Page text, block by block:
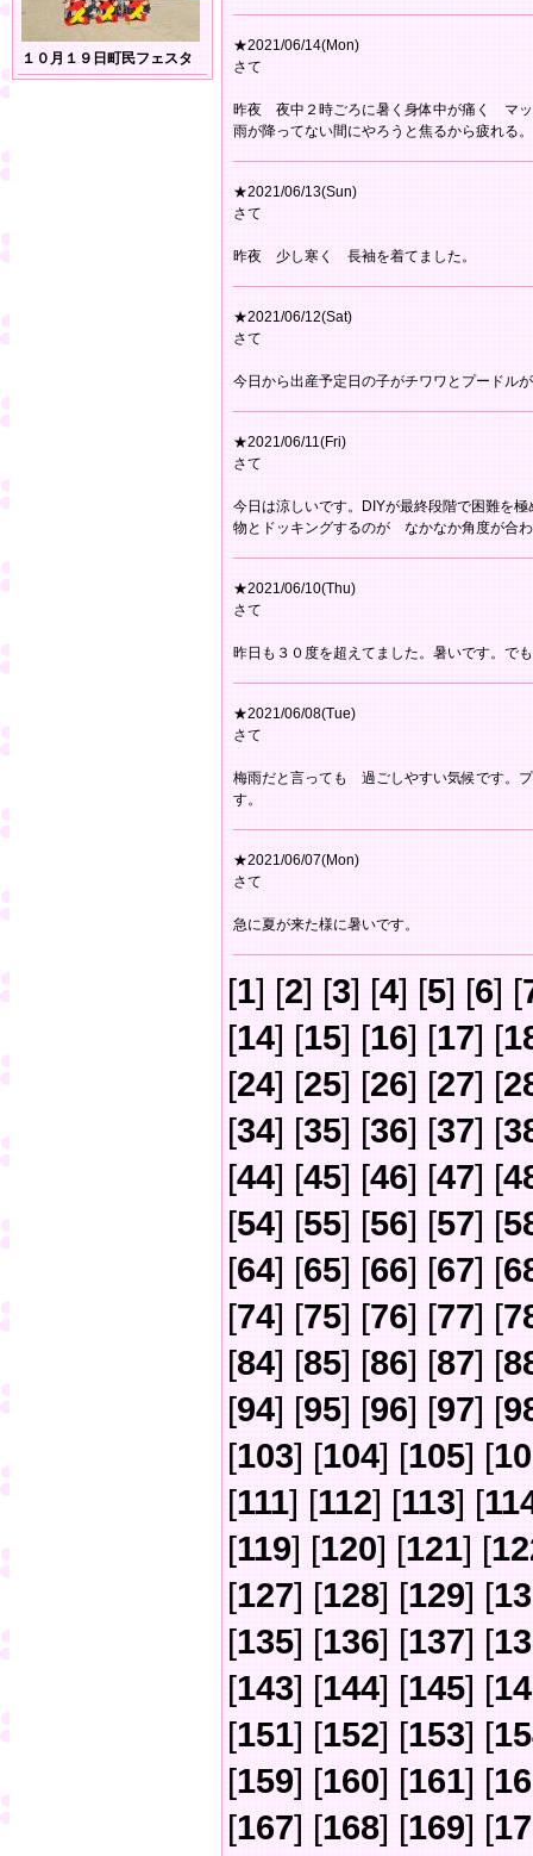
１０月１９日町民フェスタ
★2021/06/14(Mon)
さて
昨夜 夜中２時ごろに暑く身体中が痛く マッ
雨が降ってない間にやろうと焦るから疲れる。
★2021/06/13(Sun)
さて
昨夜 少し寒く 長袖を着てました。
★2021/06/12(Sat)
さて
今日から出産予定日の子がチワワとプードル
★2021/06/11(Fri)
さて
今日は涼しいです。DIYが最終段階で困難を
物とドッキングするのが なかなか角度が合
★2021/06/10(Thu)
さて
昨日も３０度を超えてました。暑いです。で
★2021/06/08(Tue)
さて
梅雨だと言っても 過ごしやすい気候です。
す。
★2021/06/07(Mon)
さて
急に夏が来た様に暑いです。
[1] [2] [3] [4] [5] [6] [
[14] [15] [16] [17] [
[24] [25] [26] [27] [
[34] [35] [36] [37] [
[44] [45] [46] [47] [
[54] [55] [56] [57] [
[64] [65] [66] [67] [
[74] [75] [76] [77] [
[84] [85] [86] [87] [
[94] [95] [96] [97] [
[103] [104] [105] [
[111] [112] [113] [
[119] [120] [121] [
[127] [128] [129] [
[135] [136] [137] [
[143] [144] [145] [
[151] [152] [153] [
[159] [160] [161] [
[167] [168] [169] [